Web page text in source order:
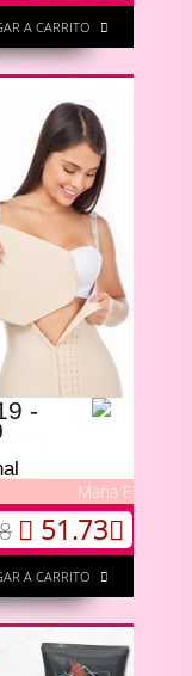
A CARRITO
-
Maria E
51.73
A CARRITO